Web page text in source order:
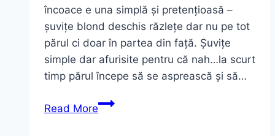
încoace e una simplă și pretențioasă –
șuvițe blond deschis răzlețe dar nu pe tot
părul ci doar în partea din față. Șuvițe
simple dar afurisite pentru că nah…la scurt
timp părul începe să se asprească și să…
Read MoreRăsfăț